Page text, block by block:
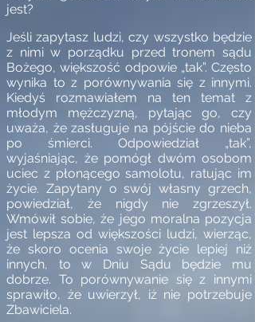
jest?
Jeśli zapytasz ludzi, czy wszystko będzie
z nimi w porządku przed tronem sądu
Bożego, większość odpowie „tak”. Często
wynika to z porównywania się z innymi.
Kiedyś rozmawiałem na ten temat z
młodym mężczyzną, pytając go, czy
uważa, że zasługuje na pójście do nieba
po śmierci. Odpowiedział „tak”,
wyjaśniając, że pomógł dwóm osobom
uciec z płonącego samolotu, ratując im
życie. Zapytany o swój własny grzech,
powiedział, że nigdy nie zgrzeszył.
Wmówił sobie, że jego moralna pozycja
jest lepsza od większości ludzi, wierząc,
że skoro ocenia swoje życie lepiej niż
innych, to w Dniu Sądu będzie mu
dobrze. To porównywanie się z innymi
sprawiło, że uwierzył, iż nie potrzebuje
Zbawiciela.